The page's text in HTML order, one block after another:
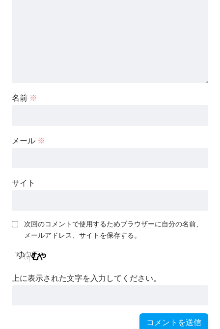
名前 ※
メール ※
サイト
次回のコメントで使用するためブラウザーに自分の名前、
メールアドレス、サイトを保存する。
上に表示された文字を入力してください。